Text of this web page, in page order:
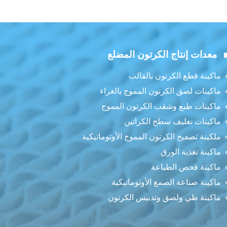
معدات إنتاج الكرتون المضلع
ماكينة قطع الكرتون بالقالب
ماكينات لصق الكرتون المموج بالغراء
ماكينات طبع وشقب الكرتون المموج
ماكينات تغليف سطح الكراتين
ملكينة تصفيح الكرتون المموج الأوتوماتيكية
ماكينة تغذية الورق
ماكينة فحص الطباعة
ماكينة صناعة الصمغ الأوتوماتيكية
ماكينة طي ولصق وتدبيس الكرتون